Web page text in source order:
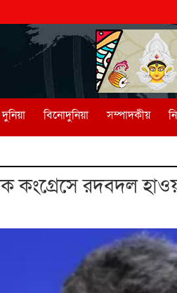
বিনোদুনিয়া সম্পাদকীয়
রদবদল